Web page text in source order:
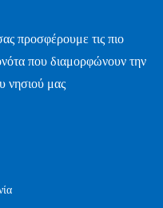
προσφέρουμε τις πιο
που διαμορφώνουν την
νησιού μας